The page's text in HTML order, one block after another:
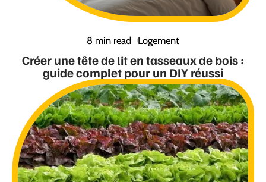
8 min read Logement
Créer une tête de lit en tasseaux de bois :
guide complet pour un DIY réussi